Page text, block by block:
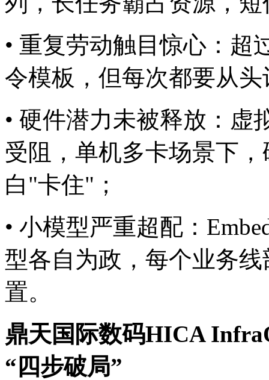
• 重复劳动触目惊心：
令模板，但每次都要从
• 硬件潜力未被释放：
受阻，单机多卡场景下
白"卡住"；
• 小模型严重超配：
型各自为政，每个业务
置。
鼎天国际数码HICA
“四步破局”